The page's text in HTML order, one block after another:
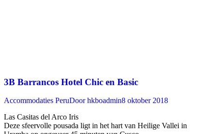
3B Barrancos Hotel Chic en Basic
Accommodaties PeruDoorhkboadmin8 oktober 2018
Las Casitas del Arco Iris
Deze sfeervolle pousada ligt in het hart van Heilige Vallei in